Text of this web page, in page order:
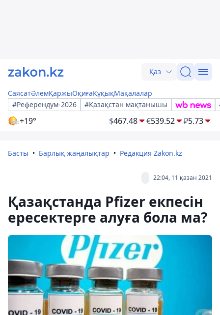
Қаз
СаясатӘлемҚаржыОқиғаҚұқықМақалалар
#Референдум-2026
#Қазақстан мақтанышы
+19° $467.48 €539.52 ₽5.73
Басты Барлық жаңалықтар Редакция Zakon.kz
22:04, 11 қазан 2021
Қазақстанда Pfizer екпесін
ересектерге алуға бола ма?